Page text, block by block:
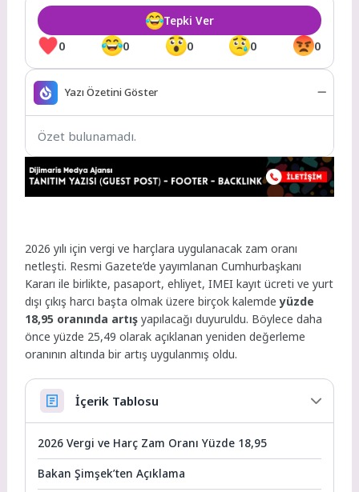
0 0 0 0 0
Tepki Ver
Yazı Özetini Göster
Özet bulunamadı.
2026 yılı için vergi ve harçlara uygulanacak zam oranı
netleşti. Resmi Gazete’de yayımlanan Cumhurbaşkanı
Kararı ile birlikte, pasaport, ehliyet, IMEI kayıt ücreti ve yurt
dışı çıkış harcı başta olmak üzere birçok kalemdeyüzde
18,95 oranında artış yapılacağı duyuruldu. Böylece daha
önce yüzde 25,49 olarak açıklanan yeniden değerleme
oranının altında bir artış uygulanmış oldu.
İçerik Tablosu
2026 Vergi ve Harç Zam Oranı Yüzde 18,95
Bakan Şimşek’ten Açıklama